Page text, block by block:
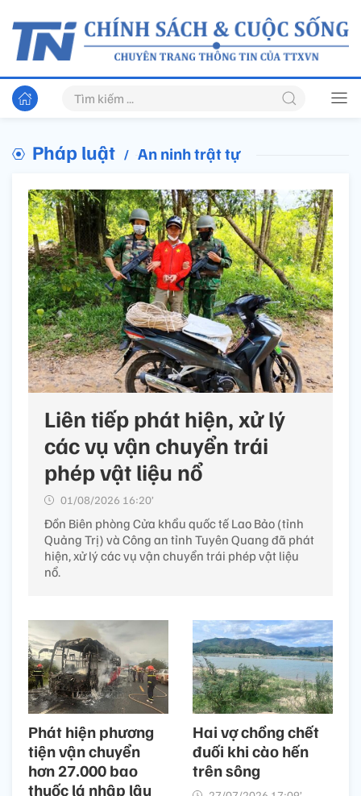
Pháp luật An ninh trật tự
Liên tiếp phát hiện, xử lý
các vụ vận chuyển trái
phép vật liệu nổ
01/08/2026 16:20’
Đồn Biên phòng Cửa khẩu quốc tế Lao Bảo (tỉnh
Quảng Trị) và Công an tỉnh Tuyên Quang đã phát
hiện, xử lý các vụ vận chuyển trái phép vật liệu
nổ.
Phát hiện phương
tiện vận chuyển
hơn 27.000 bao
thuốc lá nhập lậu
Hai vợ chồng chết
đuối khi cào hến
trên sông